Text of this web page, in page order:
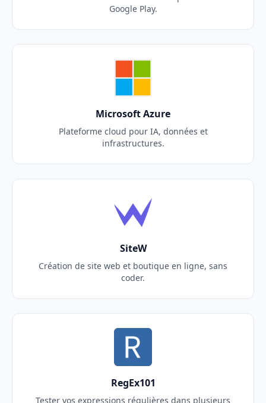
Google Play.
Microsoft Azure
Plateforme cloud pour IA, données et
infrastructures.
SiteW
Création de site web et boutique en ligne, sans
coder.
RegEx101
Tester vos expressions régulières dans plusieurs